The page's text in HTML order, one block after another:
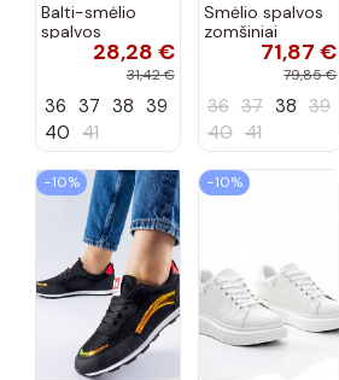
Balti-smėlio
spalvos
sportiniai
Casey
28,28 €
31,42 €
36 37 38 39
40 41
Smėlio spalvos
zomšiniai
sportiniai
bateliai, „Karino"
71,87 €
79,85 €
36 37 38 39
40 41
−10% −10%